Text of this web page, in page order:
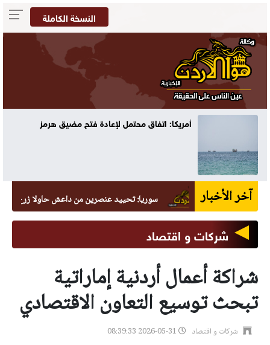
النسخة الكاملة
أمريكا: اتفاق محتمل لإعادة فتح مضيق هرمز
آخر الأخبار سوريا: تحييد عنصرين من داعش حاولا زرع عبوة في
شركات و اقتصاد
شراكة أعمال أردنية إماراتية
تبحث توسيع التعاون الاقتصادي
شركات و اقتصاد